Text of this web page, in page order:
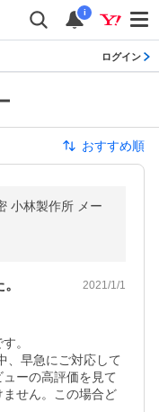
i
ログイン
おすすめ順
小林製作所 メー
2021/1/1
。
、早急にご対応して
ーの高評価を見て
せん。この場合ど